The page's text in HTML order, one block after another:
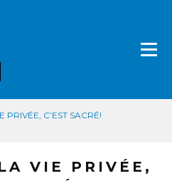
PRIVÉE, C’EST SACRÉ!
VIE PRIVÉE,